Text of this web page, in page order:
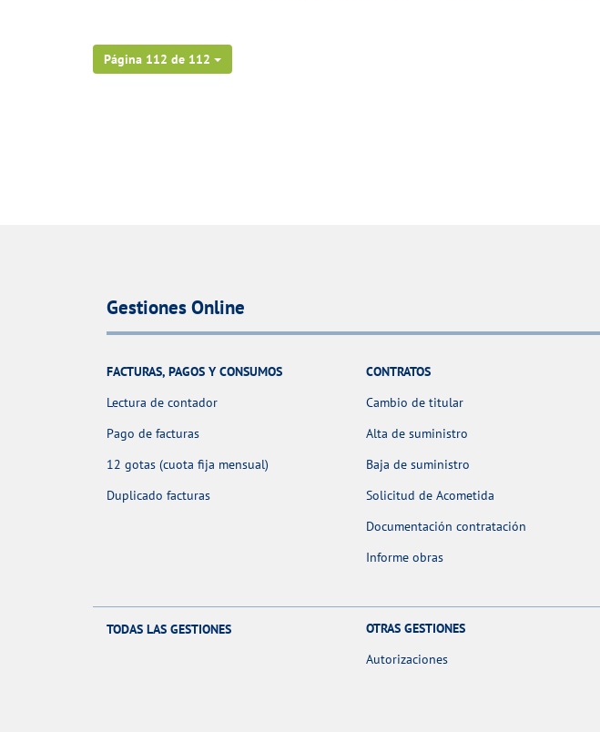
Página 112 de 112
Gestiones Online
FACTURAS, PAGOS Y CONSUMOS
Lectura de contador
Pago de facturas
12 gotas (cuota fija mensual)
Duplicado facturas
CONTRATOS
Cambio de titular
Alta de suministro
Baja de suministro
Solicitud de Acometida
Documentación contratación
Informe obras
TODAS LAS GESTIONES
OTRAS GESTIONES
Autorizaciones